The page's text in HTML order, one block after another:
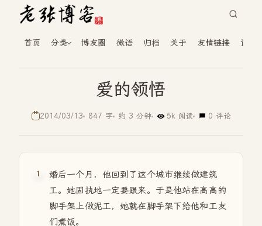
首页 分类 博友圈 微语 归档 关于 友情链接 读者
爱的领悟
2014/03/13 847 字 约 3 分钟 5k 阅读 0 评论
婚后一个月，他回到了这个城市继续做建筑
工。她固执地一定要跟来。于是他站在高高的
脚手架上做泥工，她就在脚手架下给他和工友
们煮饭。